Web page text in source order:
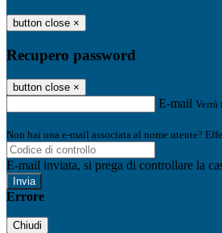
button close ×
Recupero password
button close ×
E-mail
Non hai una e-mail associata al nome utente?
E-mail inviata, si prega di controllare la
Errore
Chiudi